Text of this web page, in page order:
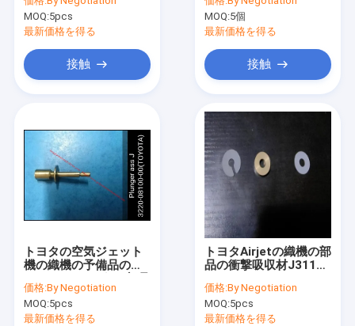
プロダクト
私達について
工場旅行
私達に連絡しなさい
ニュース
の部品
MOQ:5pcs
最新価格を得る
接触
MOQ:5個
最新価格を得る
接触
トヨタの空気ジェット
機の織機の予備品のプ
番号3220-08100-00
価格:By Negotiation
MOQ:5pcs
最新価格を得る
トヨタAirjetの織機の部
品の衝撃吸収材J3115-
35010-00 J3115-
14060-00
価格:By Negotiation
MOQ:5pcs
最新価格を得る